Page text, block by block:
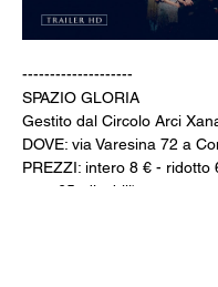
--------------------
SPAZIO GLORIA
Gestito dal Circolo Arci
DOVE: via Varesina 72 a
PREZZI: intero 8 € - ridotto
over 65, disabili)